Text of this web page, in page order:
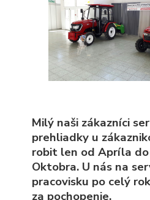
Milý naši zákazníci
prehliadky u
robit len od Apríla do
Oktobra. U nás na
pracovisku po celý
za pochopenie.